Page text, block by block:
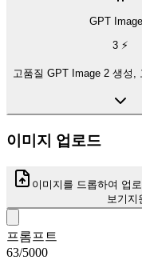
GPT
3⚡
고품질 GPT Image 2 생성,
이미지 업로드
이미지를 드롭하여 업
보기 지
프롬프트
63/5000